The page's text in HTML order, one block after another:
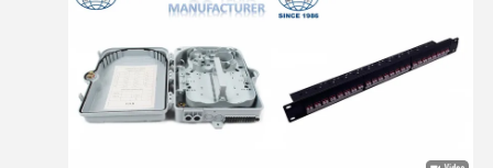
بلوک ترمینال مشترک
پنل رک پنل کوه